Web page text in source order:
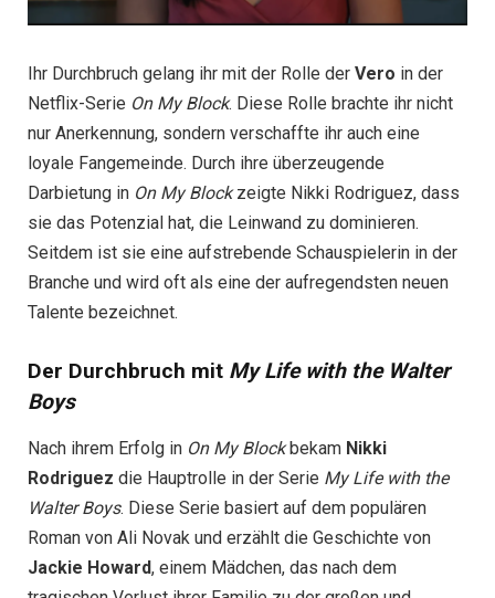
Ihr Durchbruch gelang ihr mit der Rolle der Vero in der
Netflix-Serie On My Block. Diese Rolle brachte ihr nicht
nur Anerkennung, sondern verschaffte ihr auch eine
loyale Fangemeinde. Durch ihre überzeugende
Darbietung in On My Blockzeigte Nikki Rodriguez, dass
sie das Potenzial hat, die Leinwand zu dominieren.
Seitdem ist sie eine aufstrebende Schauspielerin in der
Branche und wird oft als eine der aufregendsten neuen
Talente bezeichnet.
Der Durchbruch mit My Life with the Walter
Boys
Nach ihrem Erfolg in On My Blockbekam Nikki
Rodriguez die Hauptrolle in der Serie My Life with the
Walter Boys. Diese Serie basiert auf dem populären
Roman von Ali Novak und erzählt die Geschichte von
Jackie Howard, einem Mädchen, das nach dem